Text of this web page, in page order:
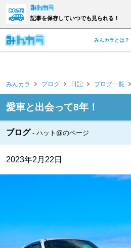
記事を保存していつでも見られる！
みんカラとは？
みんカラ ブログ 日記 ブログ一覧
愛車と出会って8年！
ブログ ハット@のページ
2023年2月22日